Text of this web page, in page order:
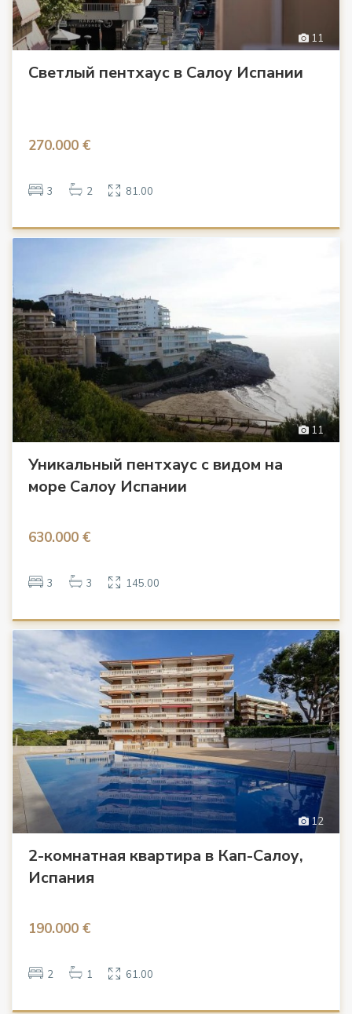
11
Светлый пентхаус в Салоу Испании
270.000 €
3 2 81.00
11
Уникальный пентхаус с видом на
море Салоу Испании
630.000 €
3 3 145.00
12
2-комнатная квартира в Кап-Салоу,
Испания
190.000 €
2 1 61.00